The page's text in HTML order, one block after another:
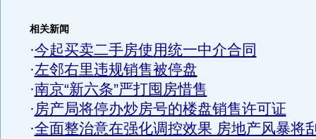
相关新闻
·今起买卖二手房使用统一中介合同
·左邻右里违规销售被停盘
·南京“新六条”严打囤房惜售
·房产局将停办炒房号的楼盘销售许可证
·全面整治意在强化调控效果 房地产风暴将